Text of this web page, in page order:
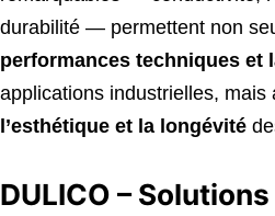
durabilité — permettent non
performances techniques et
applications industrielles, mais
l’esthétique et la longévité
DULICO –